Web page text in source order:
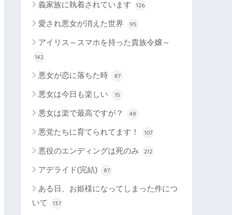
義家族に執着されています 126
愛され悪女が消えた世界 95
アイリス～スマホを持った貴族令嬢～
142
悪女が恋に落ちた時 87
悪女は今日も楽しい 15
悪女は楽で最高ですが？ 48
悪党たちに育てられてます！ 107
悪役のエンディングは死のみ 212
アデライド(完結) 87
ある日、お姫様になってしまった件につ
いて
137